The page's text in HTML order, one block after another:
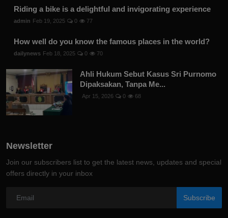
Riding a bike is a delightful and invigorating experience
admin Feb 19, 2025 0 77
How well do you know the famous places in the world?
dailynews Feb 18, 2025 0 70
Ahli Hukum Sebut Kasus Sri Purnomo
Dipaksakan, Tanpa Me...
Apr 15, 2026 0 68
Newsletter
Join our subscribers list to get the latest news, updates and special
offers directly in your inbox
Subscribe